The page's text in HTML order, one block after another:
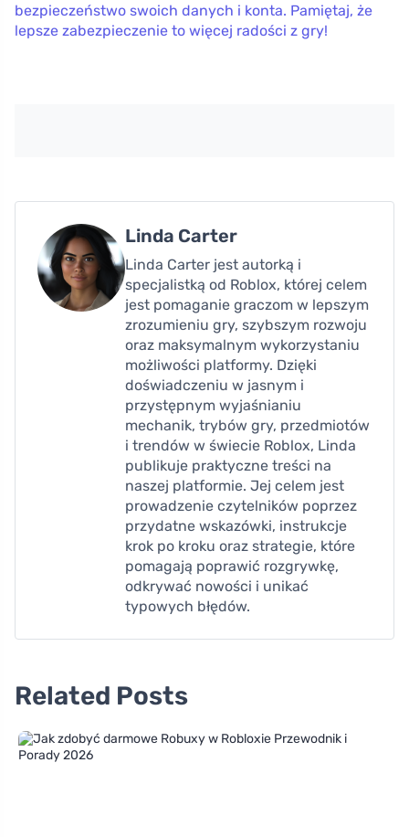
bezpieczeństwo swoich danych i konta. Pamiętaj, że
lepsze zabezpieczenie to więcej radości z gry!
Linda Carter
Linda Carter jest autorką i
specjalistką od Roblox, której celem
jest pomaganie graczom w lepszym
zrozumieniu gry, szybszym rozwoju
oraz maksymalnym wykorzystaniu
możliwości platformy. Dzięki
doświadczeniu w jasnym i
przystępnym wyjaśnianiu
mechanik, trybów gry, przedmiotów
i trendów w świecie Roblox, Linda
publikuje praktyczne treści na
naszej platformie. Jej celem jest
prowadzenie czytelników poprzez
przydatne wskazówki, instrukcje
krok po kroku oraz strategie, które
pomagają poprawić rozgrywkę,
odkrywać nowości i unikać
typowych błędów.
Related Posts